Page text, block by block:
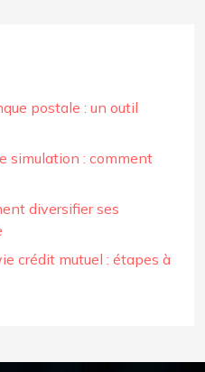
postale : un outil
simulation : comment
diversifier ses
crédit mutuel : étapes à